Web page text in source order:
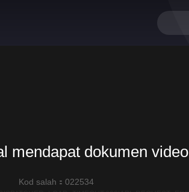
mendapat dokumen video
Kod salah：022534